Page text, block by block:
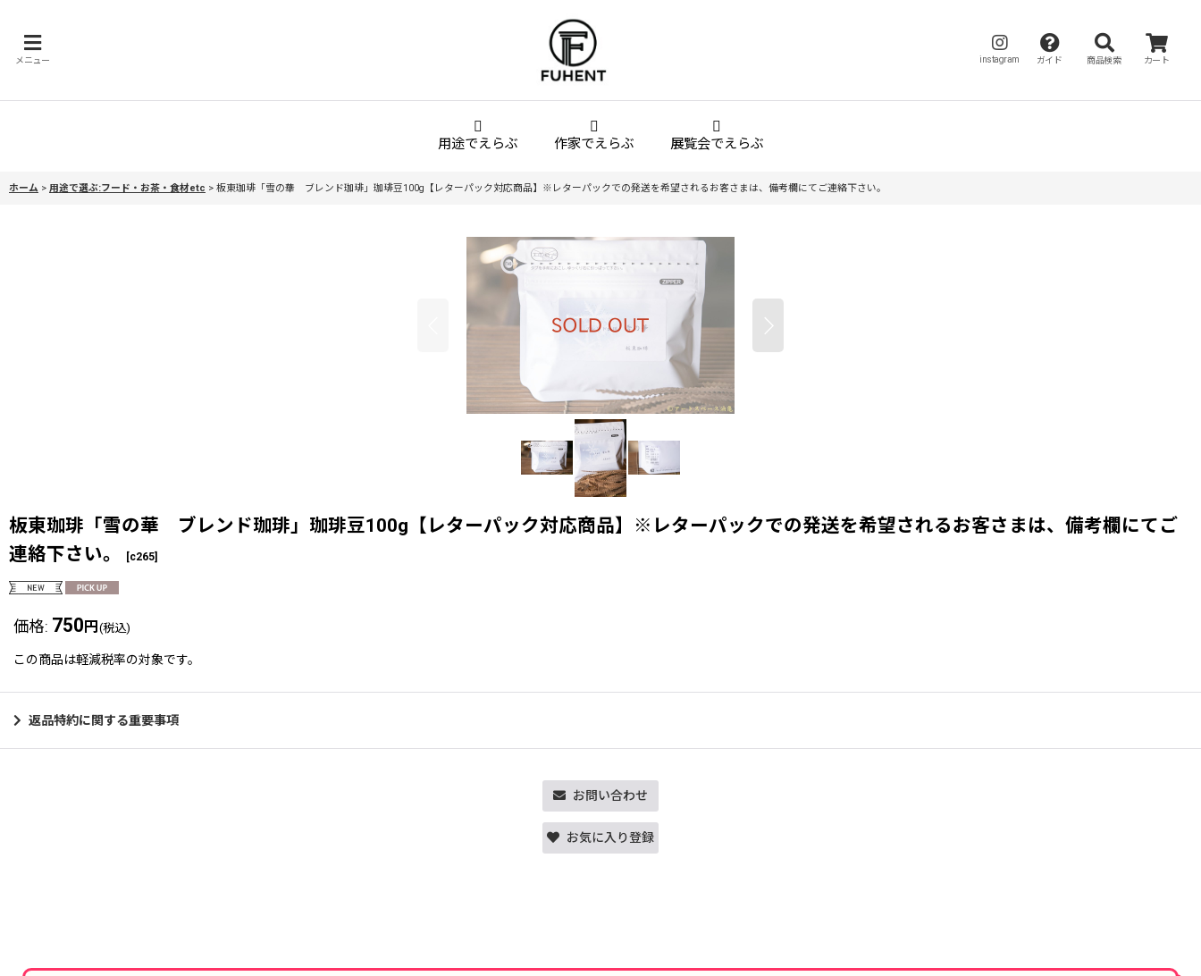
メニュー instagram ガイド 商品検索 カート
用途でえらぶ 作家でえらぶ 展覧会でえらぶ
ホーム > 用途で選ぶ:フード・お茶・食材etc > 板東珈琲「雪の華 ブレンド珈琲」珈琲豆100g【レターパック対応商品】※レターパックでの発送を希望されるお客さまは、備考欄にてご連絡下さい。
板東珈琲「雪の華 ブレンド珈琲」珈琲豆100g【レターパック対応商品】※レターパックでの発送を希望されるお客さまは、備考欄にてご
連絡下さい。
[c265]
価格: 750 円 (税込)
この商品は軽減税率の対象です。
返品特約に関する重要事項
お問い合わせ
お気に入り登録